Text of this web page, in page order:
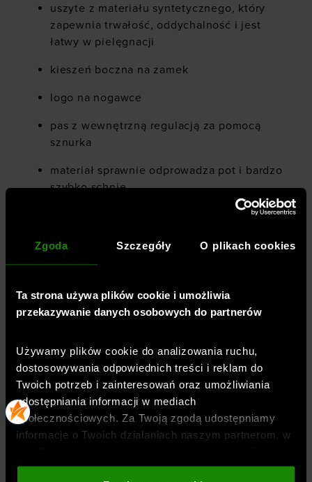
Zgoda Szczegóły O plikach cookies
Ta strona używa plików cookie i umożliwia
przekazywanie danych osobowych do partnerów
Używamy plików cookie do analizowania ruchu,
dostosowywania odpowiednich treści i reklam do
Twoich potrzeb i zainteresowań oraz umożliwiania
udostępniania informacji w mediach
społecznościowych. Za Twoją zgodą udostępniamy
informacje o Twoich działaniach naszym partnerom, w
zajmującym się reklamą i analityką internetową. Nasi
uszyte z materiału syntetycznego, który
zapewnia trwałość, oddychalność i jest
łatwy w pielęgnacji
kieszeń boczna na zamek
logo na nogawce
pas z wewnętrzną regulacją za pomocą
sznurka
materiał sprawnie odprowadza pot i bardzo
szybko schnie
wyłączeniem wykończeń i ozdób)
wbudowane figi
Płeć: kobieta
Przeznaczenie: bieganie
Krój: luźny
Czarny
Marka: Under Armour